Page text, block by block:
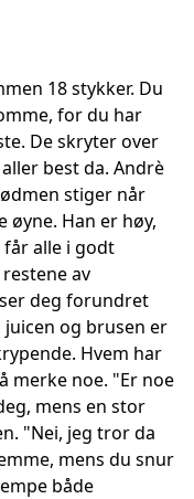
18 stykker. Du
for du har
De skryter over
best da. Andrè
stiger når
øyne. Han er høy,
alle i godt
av
deg forundret
og brusen er
Hvem har
merke noe. "Er noe
mens en stor
"Nei, jeg tror da
mens du snur
både